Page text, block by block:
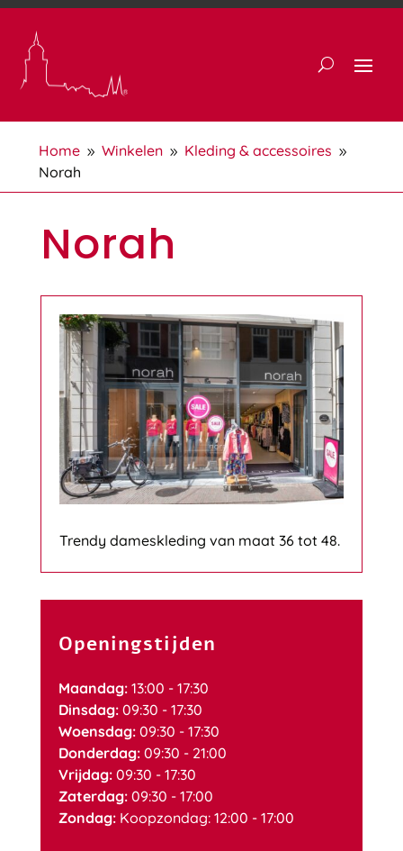
Home 9 Winkelen 9 Kleding & accessoires 9
Norah
Norah
Trendy dameskleding van maat 36 tot 48.
Openingstijden
Maandag:13:00 - 17:30
Dinsdag:09:30 - 17:30
Woensdag:09:30 - 17:30
Donderdag:09:30 - 21:00
Vrijdag:09:30 - 17:30
Zaterdag:09:30 - 17:00
Zondag:Koopzondag: 12:00 - 17:00